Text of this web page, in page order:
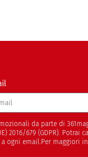
da parte di
2016/679 (GDPR). Potrai
ogni email.Per maggiori